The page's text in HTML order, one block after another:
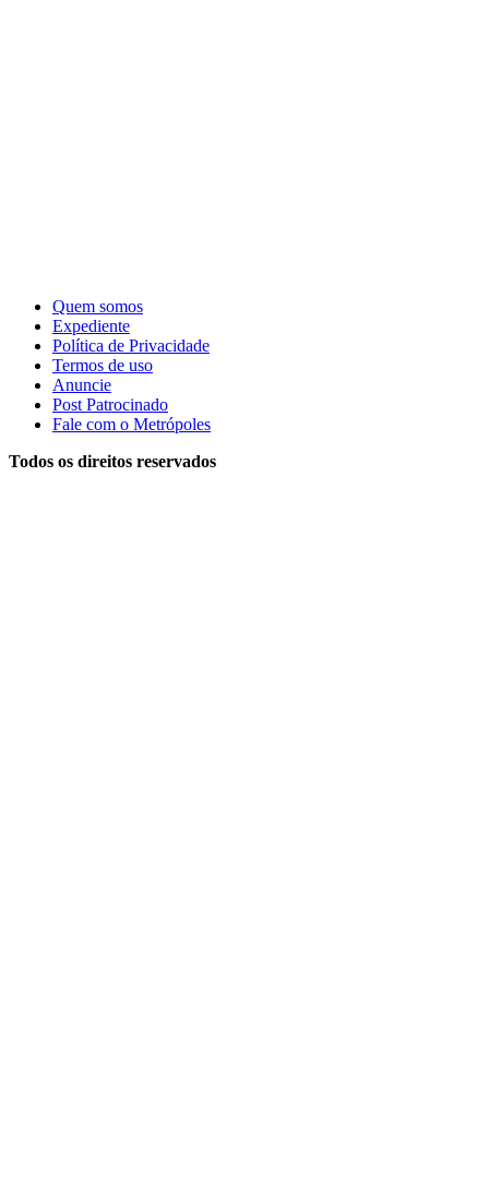
Quem somos
Expediente
Política de Privacidade
Termos de uso
Anuncie
Post Patrocinado
Fale com o Metrópoles
Todos os direitos reservados